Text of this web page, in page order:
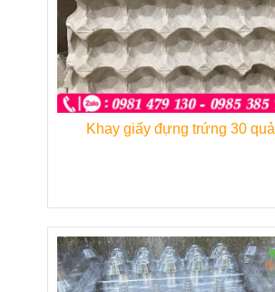
Khay giấy đựng trứng 30 quả